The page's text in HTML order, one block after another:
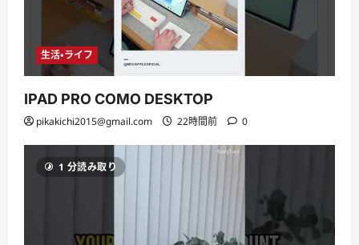
生活・ライフ
IPAD PRO COMO DESKTOP
pikakichi2015@gmail.com 22時間前 0
1 分読み取り